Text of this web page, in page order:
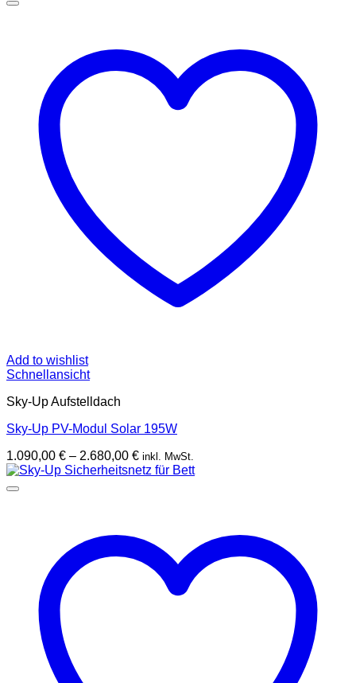
Add to wishlist
Schnellansicht
Sky-Up Aufstelldach
Sky-Up PV-Modul Solar 195W
1.090,00 € – 2.680,00 €Preisspanne:
1.090,00 €
inkl. MwSt.